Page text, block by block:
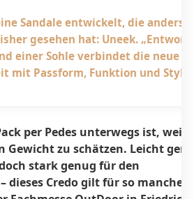
Sandale entwickelt, die anders
gesehen hat: Uneek.
einer Sohle verbindet die neue
mit Passform, Funktion und Style.
per Pedes unterwegs ist, weiß
Gewicht zu schätzen. Leicht
stark genug für den
dieses Credo gilt für so manches